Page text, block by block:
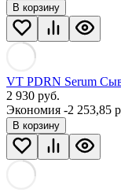
В корзину
VT PDRN Serum
2 930 руб.
Экономия -2 253,85
В корзину